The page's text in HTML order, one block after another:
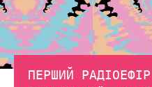
ПЕРШИЙ